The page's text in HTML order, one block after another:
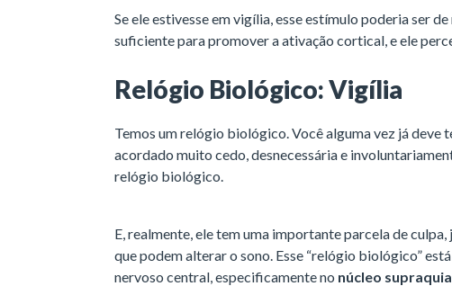
Se ele estivesse em vigília, esse estímulo poderia ser
suficiente para promover a ativação cortical, e ele
Relógio Biológico: Vigília
Temos um relógio biológico. Você alguma vez já deve
acordado muito cedo, desnecessária e
relógio biológico.
E, realmente, ele tem uma importante parcela de
que podem alterar o sono. Esse “relógio biológico”
nervoso central, especificamente no núcleo